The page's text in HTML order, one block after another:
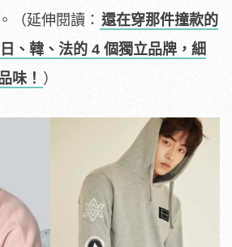
（延伸閱讀： 還在穿那件撞款的
、韓、法的 4 個獨立品牌，細
味！ ）